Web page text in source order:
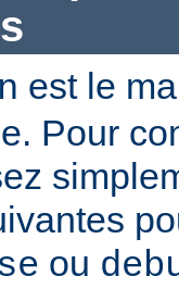
est le
Pour
ou